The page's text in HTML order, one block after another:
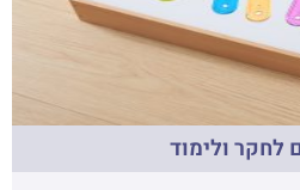
לחקר ולימוד